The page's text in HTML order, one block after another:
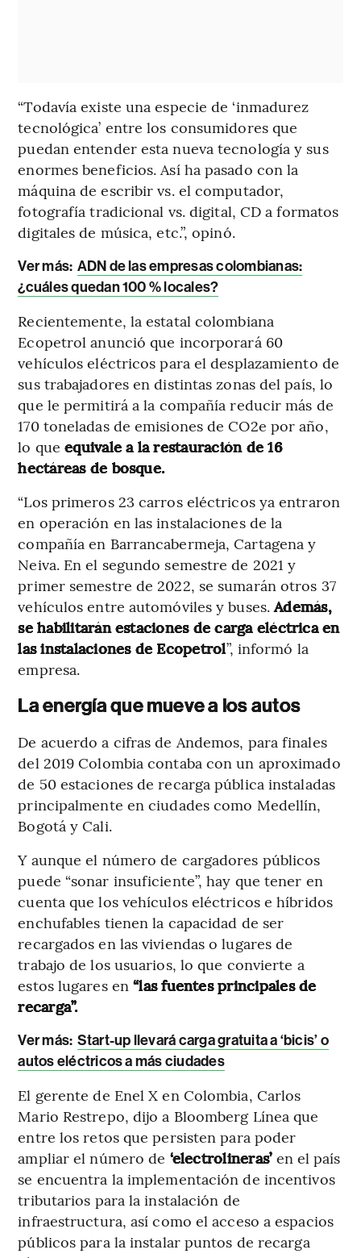
“Todavía existe una especie de ‘inmadurez
tecnológica’ entre los consumidores que
puedan entender esta nueva tecnología y sus
enormes beneficios. Así ha pasado con la
máquina de escribir vs. el computador,
fotografía tradicional vs. digital, CD a formatos
digitales de música, etc.”, opinó.
Ver más: ADN de las empresas colombianas:
¿cuáles quedan 100 % locales?
Recientemente, la estatal colombiana
Ecopetrol anunció que incorporará 60
vehículos eléctricos para el desplazamiento de
sus trabajadores en distintas zonas del país, lo
que le permitirá a la compañía reducir más de
170 toneladas de emisiones de CO2e por año,
lo queequivale a la restauración de 16
hectáreas de bosque.
“Los primeros 23 carros eléctricos ya entraron
en operación en las instalaciones de la
compañía en Barrancabermeja, Cartagena y
Neiva. En el segundo semestre de 2021 y
primer semestre de 2022, se sumarán otros 37
vehículos entre automóviles y buses.Además,
se habilitarán estaciones de carga eléctrica en
las instalaciones de Ecopetrol”, informó la
empresa.
La energía que mueve a los autos
De acuerdo a cifras de Andemos, para finales
del 2019 Colombia contaba con un aproximado
de 50 estaciones de recarga pública instaladas
principalmente en ciudades como Medellín,
Bogotá y Cali.
Y aunque el número de cargadores públicos
puede “sonar insuficiente”, hay que tener en
cuenta que los vehículos eléctricos e híbridos
enchufables tienen la capacidad de ser
recargados en las viviendas o lugares de
trabajo de los usuarios, lo que convierte a
estos lugares en“las fuentes principales de
recarga”.
Ver más: Start-up llevará carga gratuita a ‘bicis’ o
autos eléctricos a más ciudades
El gerente de Enel X en Colombia, Carlos
Mario Restrepo, dijo a Bloomberg Línea que
entre los retos que persisten para poder
ampliar el número de ‘electrolineras’ en el país
se encuentra la implementación de incentivos
tributarios para la instalación de
infraestructura, así como el acceso a espacios
públicos para la instalar puntos de recarga